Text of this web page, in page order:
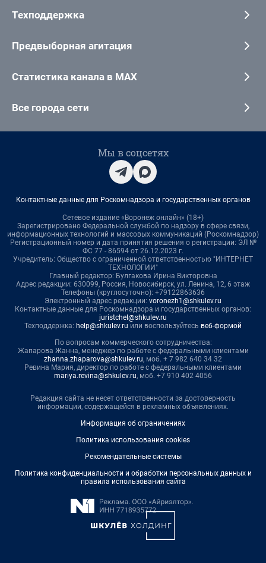
Техподдержка
Предвыборная агитация
Статистика канала в MAX
Все города сети
Мы в соцсетях
Контактные данные для Роскомнадзора и государственных органов
Сетевое издание «Воронеж онлайн» (18+)
Зарегистрировано Федеральной службой по надзору в сфере связи,
информационных технологий и массовых коммуникаций (Роскомнадзор)
Регистрационный номер и дата принятия решения о регистрации: ЭЛ №
ФС 77 - 86594 от 26.12.2023 г.
Учредитель: Общество с ограниченной ответственностью "ИНТЕРНЕТ
ТЕХНОЛОГИИ"
Главный редактор: Булгакова Ирина Викторовна
Адрес редакции: 630099, Россия, Новосибирск, ул. Ленина, 12, 6 этаж
Телефоны (круглосуточно): +79122863636
Электронный адрес редакции: voronezh1@shkulev.ru
Контактные данные для Роскомнадзора и государственных органов:
juristchel@shkulev.ru
Техподдержка: help@shkulev.ru или воспользуйтесь веб-формой
По вопросам коммерческого сотрудничества:
Жапарова Жанна, менеджер по работе с федеральными клиентами
zhanna.zhaparova@shkulev.ru, моб. + 7 982 640 34 32
Ревина Мария, директор по работе с федеральными клиентами
mariya.revina@shkulev.ru, моб. +7 910 402 4056
Редакция сайта не несет ответственности за достоверность
информации, содержащейся в рекламных объявлениях.
Информация об ограничениях
Политика использования cookies
Рекомендательные системы
Политика конфиденциальности и обработки персональных данных и
правила использования сайта